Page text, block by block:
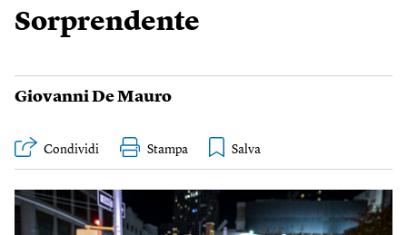
Sorprendente
Giovanni De Mauro
Condividi Stampa